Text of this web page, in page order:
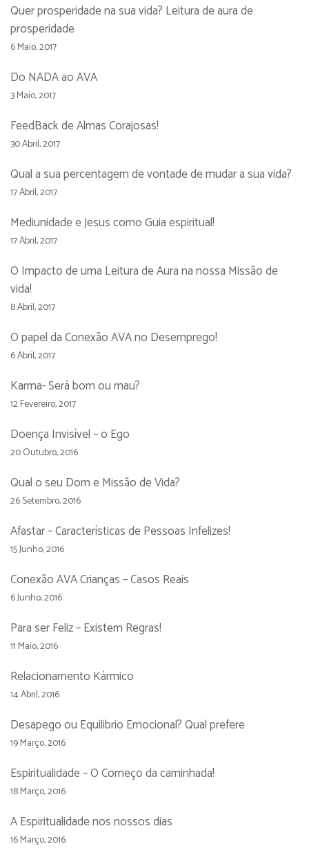
Quer prosperidade na sua vida? Leitura de aura de
prosperidade
6 Maio, 2017
Do NADA ao AVA
3 Maio, 2017
FeedBack de Almas Corajosas!
30 Abril, 2017
Qual a sua percentagem de vontade de mudar a sua vida?
17 Abril, 2017
Mediunidade e Jesus como Guia espiritual!
17 Abril, 2017
O Impacto de uma Leitura de Aura na nossa Missão de
vida!
8 Abril, 2017
O papel da Conexão AVA no Desemprego!
6 Abril, 2017
Karma- Será bom ou mau?
12 Fevereiro, 2017
Doença Invisível – o Ego
20 Outubro, 2016
Qual o seu Dom e Missão de Vida?
26 Setembro, 2016
Afastar – Características de Pessoas Infelizes!
15 Junho, 2016
Conexão AVA Crianças – Casos Reais
6 Junho, 2016
Para ser Feliz – Existem Regras!
11 Maio, 2016
Relacionamento Kármico
14 Abril, 2016
Desapego ou Equilibrio Emocional? Qual prefere
19 Março, 2016
Espiritualidade – O Começo da caminhada!
18 Março, 2016
A Espiritualidade nos nossos dias
16 Março, 2016